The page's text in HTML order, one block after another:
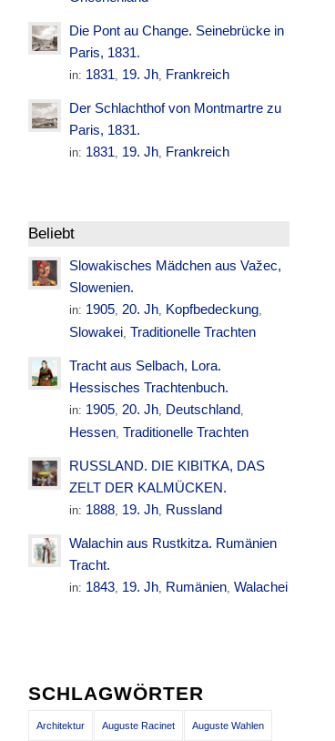
Die Pont au Change. Seinebrücke in
Paris, 1831.
in: 1831, 19. Jh, Frankreich
Der Schlachthof von Montmartre zu
Paris, 1831.
in: 1831, 19. Jh, Frankreich
Beliebt
Slowakisches Mädchen aus Važec,
Slowenien.
in: 1905,20. Jh, Kopfbedeckung,
Slowakei, Traditionelle Trachten
Tracht aus Selbach, Lora.
Hessisches Trachtenbuch.
in: 1905,20. Jh, Deutschland,
Hessen, Traditionelle Trachten
RUSSLAND. DIE KIBITKA, DAS
ZELT DER KALMÜCKEN.
in: 1888, 19. Jh, Russland
Walachin aus Rustkitza. Rumänien
Tracht.
in: 1843, 19. Jh, Rumänien,Walachei
SCHLAGWÖRTER
Architektur Auguste Racinet Auguste Wahlen